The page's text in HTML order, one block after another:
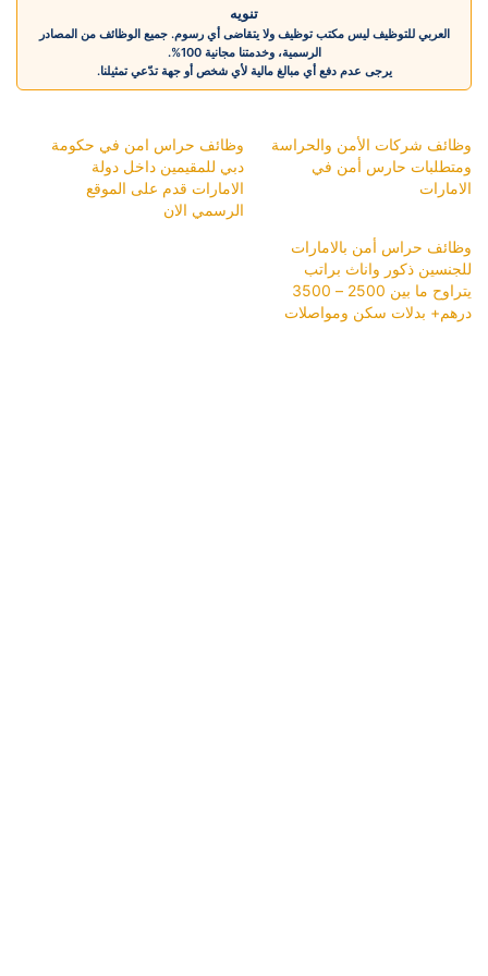
تنويه
العربي للتوظيف ليس مكتب توظيف ولا يتقاضى أي رسوم. جميع الوظائف من المصادر
الرسمية، وخدمتنا مجانية 100%.
يرجى عدم دفع أي مبالغ مالية لأي شخص أو جهة تدّعي تمثيلنا.
وظائف شركات الأمن والحراسة
ومتطلبات حارس أمن في
الامارات
وظائف حراس امن في حكومة
دبي للمقيمين داخل دولة
الامارات قدم على الموقع
الرسمي الان
وظائف حراس أمن بالامارات
للجنسين ذكور واناث براتب
يتراوح ما بين 2500 – 3500
درهم+ بدلات سكن ومواصلات